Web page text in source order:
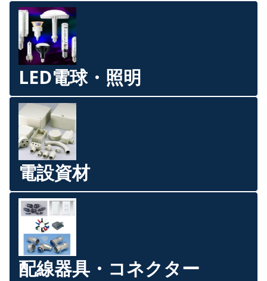
LED電球・照明
電設資材
配線器具・コネクター